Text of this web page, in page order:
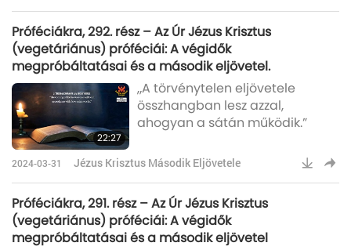
Próféciákra, 292. rész – Az Úr Jézus Krisztus
(vegetáriánus) próféciái: A végidők
megpróbáltatásai és a második eljövetel.
22:27
„A törvénytelen eljövetele
összhangban lesz azzal,
ahogyan a sátán működik.”
2024-03-31 Jézus Krisztus Második Eljövetele
Próféciákra, 291. rész – Az Úr Jézus Krisztus
(vegetáriánus) próféciái: A végidők
megpróbáltatásai és a második eljövetel